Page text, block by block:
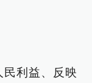
民利益、反映